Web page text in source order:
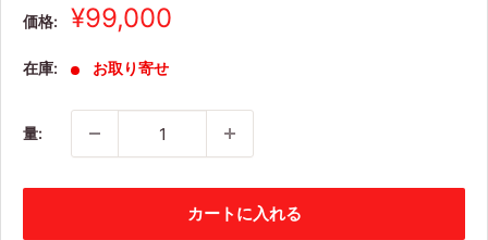
価格:
販
価
¥99,000
在庫: お取り寄せ
量:
カートに入れる